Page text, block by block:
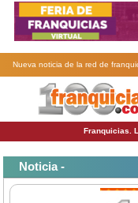
Nueva noticia de la red de
Franquicias.
Noticia -